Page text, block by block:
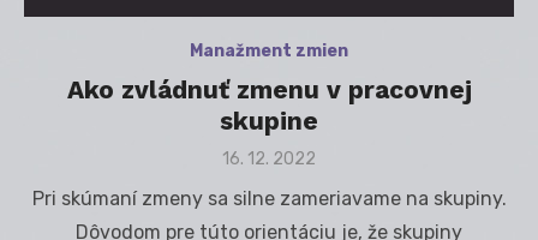
Manažment zmien
Ako zvládnuť zmenu v pracovnej
skupine
Posted
16. 12. 2022
Pri skúmaní zmeny sa silne zameriavame na skupiny.
Dôvodom pre túto orientáciu je, že skupiny